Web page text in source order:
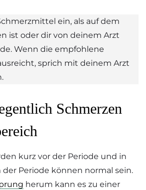
ein, als auf dem
ist oder dir von deinem Arzt
Wenn die empfohlene
sprich mit deinem Arzt
Schmerzen
kurz vor der Periode und in
Periode können normal sein.
herum kann es zu einer